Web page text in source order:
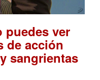
puedes ver
de acción
sangrientas